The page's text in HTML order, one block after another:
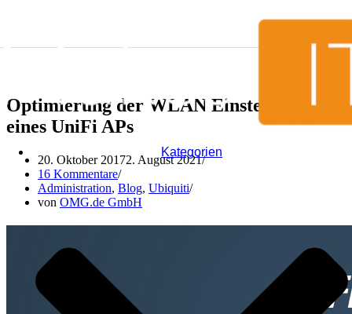
Kategorien
Optimierung der WLAN Einstellungen
eines UniFi APs
20. Oktober 20172. August 2021
16 Kommentare
Administration, Blog, Ubiquiti
von OMG.de GmbH